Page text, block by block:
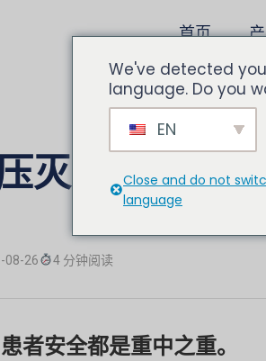
首页
灭菌器的重要
08-26 4 分钟阅读
者安全都是重中之重。
We've detected
language. Do you
EN
Close and do not
language